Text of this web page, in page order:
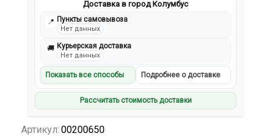
Доставка в город Колумбус
📍 Пункты самовывоза
Нет данных
🚚 Курьерская доставка
Нет данных
Показать все способы Подробнее о доставке
Рассчитать стоимость доставки
Артикул: 00200650